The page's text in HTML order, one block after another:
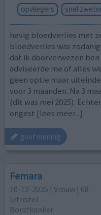
opvliegers
snel
hevig bloedverlies met
bloedverlies was
dat ik doorverwezen
adviseerde me of alles
geen optie maar
voor 3 maanden. Na 3
(dit was mei 2025).
ongest [lees meer...]
geef mening
Femara
10-12-2025 | Vrouw | 68
letrozol
Borstkanker